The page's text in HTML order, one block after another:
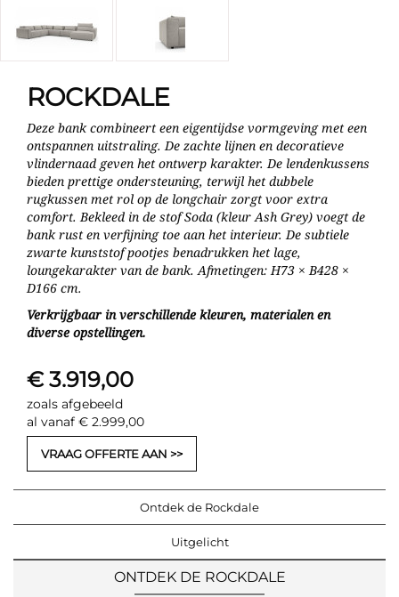
ROCKDALE
Deze bank combineert een eigentijdse vormgeving met een
ontspannen uitstraling. De zachte lijnen en decoratieve
vlindernaad geven het ontwerp karakter. De lendenkussens
bieden prettige ondersteuning, terwijl het dubbele
rugkussen met rol op de longchair zorgt voor extra
comfort. Bekleed in de stof Soda (kleur Ash Grey) voegt de
bank rust en verfijning toe aan het interieur. De subtiele
zwarte kunststof pootjes benadrukken het lage,
loungekarakter van de bank. Afmetingen: H73 × B428 ×
D166 cm.
Verkrijgbaar in verschillende kleuren, materialen en
diverse opstellingen.
€ 3.919,00
zoals afgebeeld
al vanaf € 2.999,00
VRAAG OFFERTE AAN
Ontdek de Rockdale
Uitgelicht
ONTDEK DE ROCKDALE